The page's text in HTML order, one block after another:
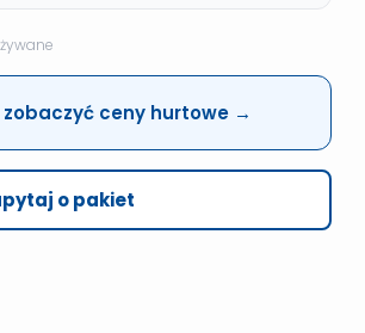
ceny hurtowe →
o pakiet